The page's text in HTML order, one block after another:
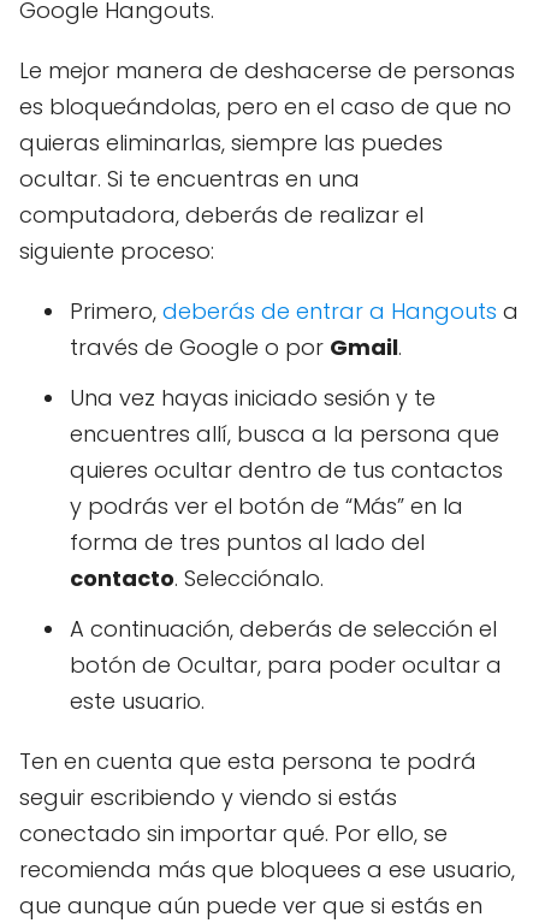
Google Hangouts.
Le mejor manera de deshacerse de personas
es bloqueándolas, pero en el caso de que no
quieras eliminarlas, siempre las puedes
ocultar. Si te encuentras en una
computadora, deberás de realizar el
siguiente proceso:
Primero, deberás de entrar a Hangouts a
través de Google o por Gmail.
Una vez hayas iniciado sesión y te
encuentres allí, busca a la persona que
quieres ocultar dentro de tus contactos
y podrás ver el botón de “Más” en la
forma de tres puntos al lado del
contacto. Selecciónalo.
A continuación, deberás de selección el
botón de Ocultar, para poder ocultar a
este usuario.
Ten en cuenta que esta persona te podrá
seguir escribiendo y viendo si estás
conectado sin importar qué. Por ello, se
recomienda más que bloquees a ese usuario,
que aunque aún puede ver que si estás en